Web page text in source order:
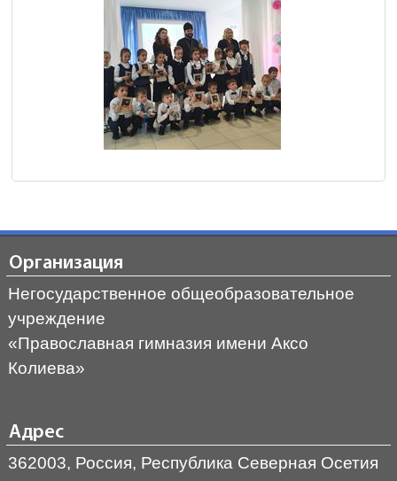
Организация
Негосударственное общеобразовательное
учреждение
«Православная гимназия имени Аксо
Колиева»
Адрес
362003, Россия, Республика Северная Осетия